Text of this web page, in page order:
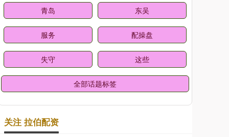
青岛 东吴
服务 配操盘
失守 这些
全部话题标签
关注 拉伯配资